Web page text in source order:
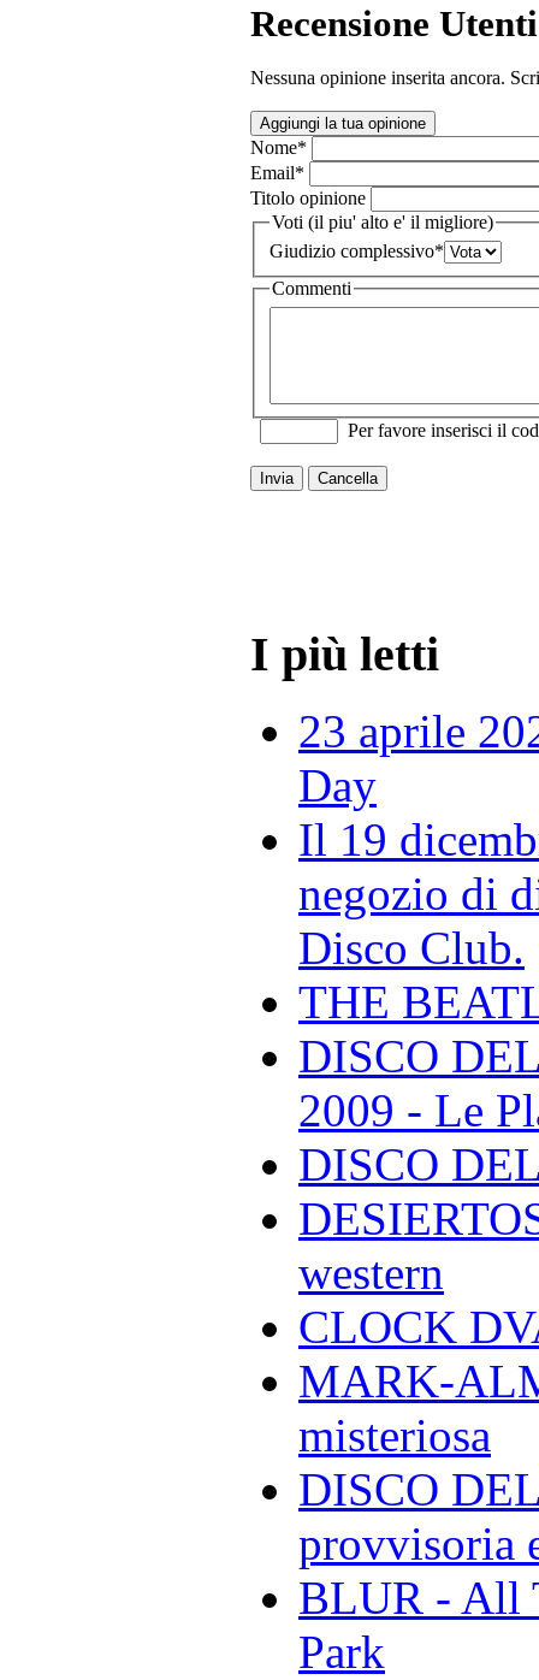
Recensione Utenti
Nessuna opinione inserita ancora.
Aggiungi la tua opinione
Nome*
Email*
Titolo opinione
Voti (il piu' alto e' il migliore)
Giudizio complessivo*
Commenti
Per favore inserisci il
Invia Cancella
I più letti
23 aprile
Day
Il 19
negozio di
Disco Club.
THE
DISCO
2009 - Le
DISCO
western
CLOCK
MARK-
misteriosa
DISCO
provvisoria
BLUR - All
Park